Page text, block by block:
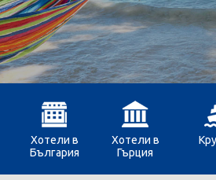
LAST MINUTE оферти
Оферти За Нова Година
Септемврийски Празници
Автобусни Екскурзии
Хотели в
България
Хотели в
Гърция